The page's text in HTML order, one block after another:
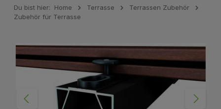
Du bist hier: Home Terrasse
Terrassen Zubehör
Zubehör für Terrasse
Bildergalerie überspringen